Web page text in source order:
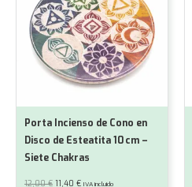
Porta Incienso de Cono en
Disco de Esteatita 10 cm –
Siete Chakras
12,00€ El
11,40 €ElIVA incluido